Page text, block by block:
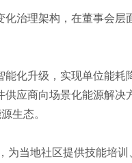
治理架构，在董事会层
化升级，实现单位能耗
应商向场景化能源解决
生态。
为当地社区提供技能培